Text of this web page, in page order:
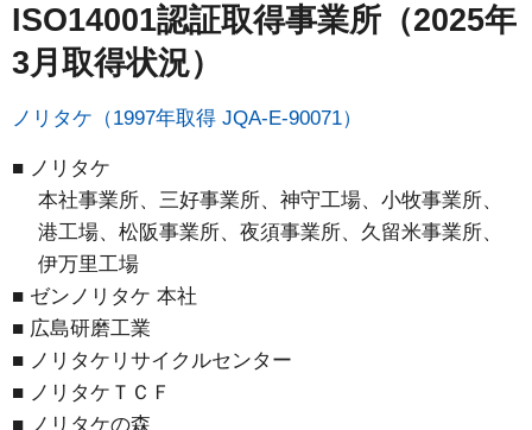
ISO14001認証取得事業所（2025年
3月取得状況）
ノリタケ（1997年取得 JQA-E-90071）
■ ノリタケ
本社事業所、三好事業所、神守工場、小牧事業所、
港工場、松阪事業所、夜須事業所、久留米事業所、
伊万里工場
■ ゼンノリタケ 本社
■ 広島研磨工業
■ ノリタケリサイクルセンター
■ ノリタケＴＣＦ
■ ノリタケの森